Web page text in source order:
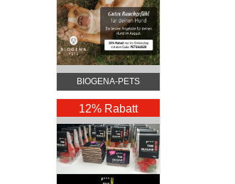
BIOGENA-PETS
12% Rabatt